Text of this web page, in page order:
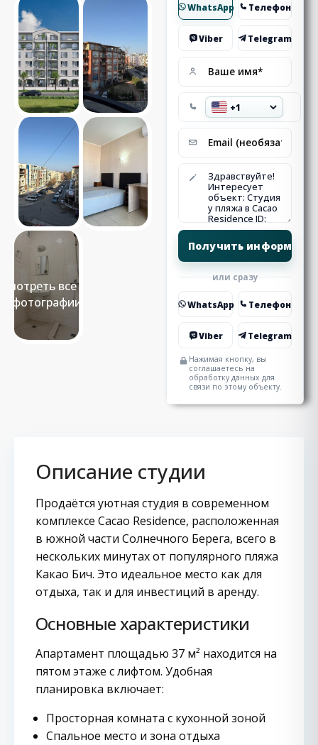
Смотреть все 11
фотографии
WhatsApp Телефон
Viber Telegram
или сразу
WhatsApp Телефон
Viber Telegram
Нажимая кнопку, вы
соглашаетесь на
обработку данных для
связи по этому объекту.
Описание студии
Продаётся уютная студия в современном
комплексе Cacao Residence, расположенная
в южной части Солнечного Берега, всего в
нескольких минутах от популярного пляжа
Какао Бич. Это идеальное место как для
отдыха, так и для инвестиций в аренду.
Основные характеристики
Апартамент площадью 37 м² находится на
пятом этаже с лифтом. Удобная
планировка включает:
Просторная комната с кухонной зоной
Спальное место и зона отдыха